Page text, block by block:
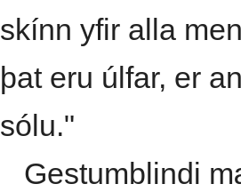
skínn yfir alla
þat eru úlfar, er
sólu."
Gestumblindi